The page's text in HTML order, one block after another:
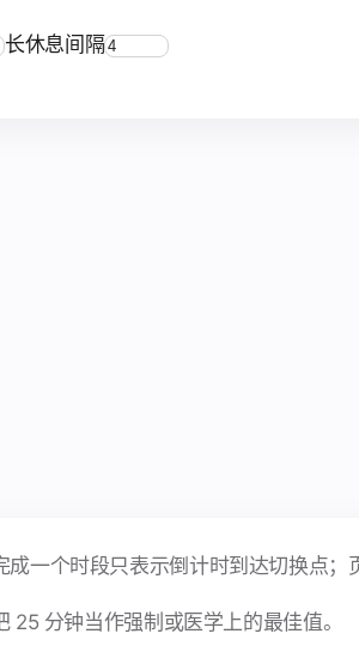
长休息间隔
一个时段只表示倒计时到达切换点；
分钟当作强制或医学上的最佳值。